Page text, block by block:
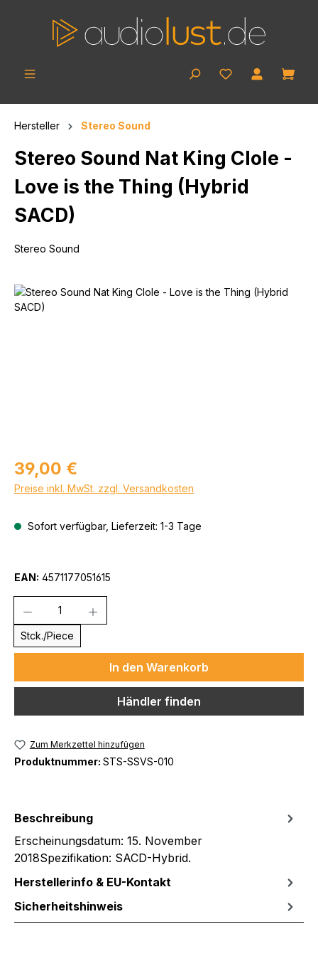
Hersteller Stereo Sound
Stereo Sound Nat King Clole -
Love is the Thing (Hybrid
SACD)
Stereo Sound
Bildergalerie überspringen
Regulärer Preis:
39,00 €
Preise inkl. MwSt. zzgl. Versandkosten
Sofort verfügbar, Lieferzeit: 1-3 Tage
EAN: 4571177051615
Stck./Piece
In den Warenkorb
Händler finden
Zum Merkzettel hinzufügen
Produktnummer: STS-SSVS-010
Beschreibung
Erscheinungsdatum: 15. November
2018Spezifikation: SACD-Hybrid.
Herstellerinfo & EU-Kontakt
Sicherheitshinweis